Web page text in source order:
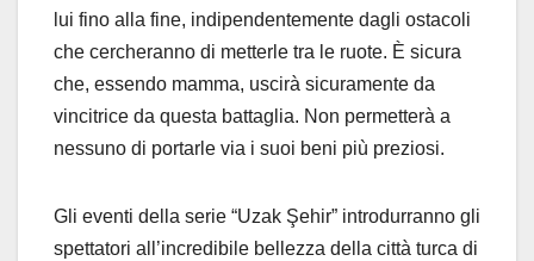
lui fino alla fine, indipendentemente dagli ostacoli
che cercheranno di metterle tra le ruote. È sicura
che, essendo mamma, uscirà sicuramente da
vincitrice da questa battaglia. Non permetterà a
nessuno di portarle via i suoi beni più preziosi.
Gli eventi della serie “Uzak Şehir” introdurranno gli
spettatori all’incredibile bellezza della città turca di